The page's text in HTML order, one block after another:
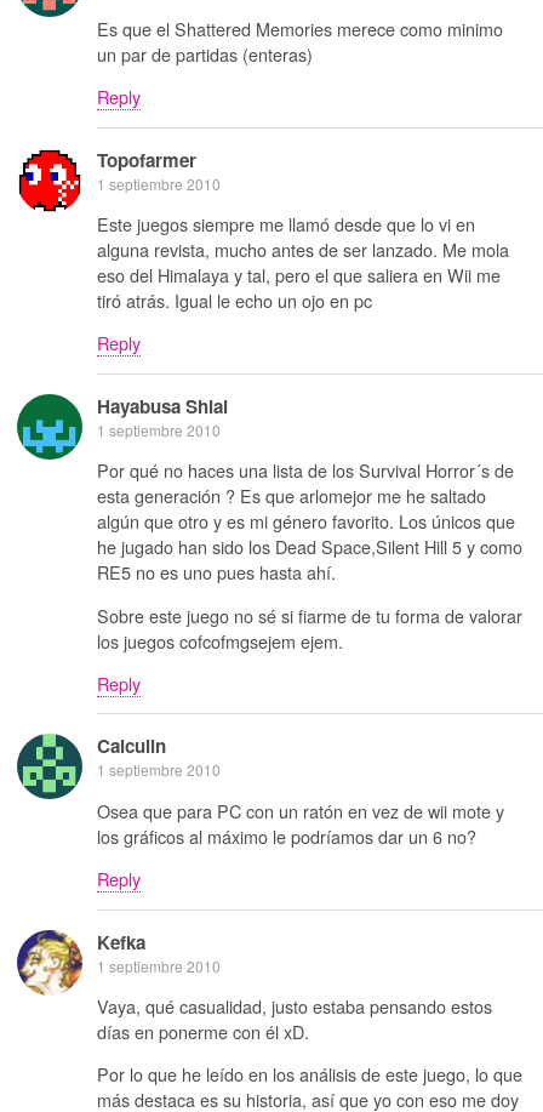
Es que el Shattered Memories merece como minimo
un par de partidas (enteras)
Reply
Topofarmer
1 septiembre 2010
Este juegos siempre me llamó desde que lo vi en
alguna revista, mucho antes de ser lanzado. Me mola
eso del Himalaya y tal, pero el que saliera en Wii me
tiró atrás. Igual le echo un ojo en pc
Reply
Hayabusa Shiai
1 septiembre 2010
Por qué no haces una lista de los Survival Horror´s de
esta generación ? Es que arlomejor me he saltado
algún que otro y es mi género favorito. Los únicos que
he jugado han sido los Dead Space,Silent Hill 5 y como
RE5 no es uno pues hasta ahí.
Sobre este juego no sé si fiarme de tu forma de valorar
los juegos cofcofmgsejem ejem.
Reply
Calculin
1 septiembre 2010
Osea que para PC con un ratón en vez de wii mote y
los gráficos al máximo le podríamos dar un 6 no?
Reply
Kefka
1 septiembre 2010
Vaya, qué casualidad, justo estaba pensando estos
días en ponerme con él xD.
Por lo que he leído en los análisis de este juego, lo que
más destaca es su historia, así que yo con eso me doy